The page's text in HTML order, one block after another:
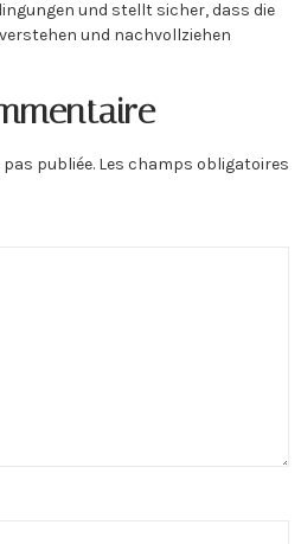
und stellt sicher, dass die
und nachvollziehen
publiée. Les champs obligatoires